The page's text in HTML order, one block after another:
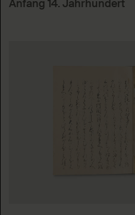
Anfang 14. Jahrhundert